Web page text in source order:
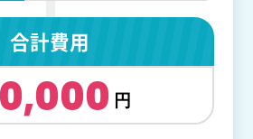
合計費用